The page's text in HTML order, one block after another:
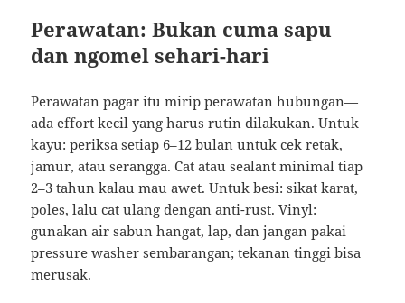
Perawatan: Bukan cuma sapu
dan ngomel sehari-hari
Perawatan pagar itu mirip perawatan hubungan—
ada effort kecil yang harus rutin dilakukan. Untuk
kayu: periksa setiap 6–12 bulan untuk cek retak,
jamur, atau serangga. Cat atau sealant minimal tiap
2–3 tahun kalau mau awet. Untuk besi: sikat karat,
poles, lalu cat ulang dengan anti-rust. Vinyl:
gunakan air sabun hangat, lap, dan jangan pakai
pressure washer sembarangan; tekanan tinggi bisa
merusak.